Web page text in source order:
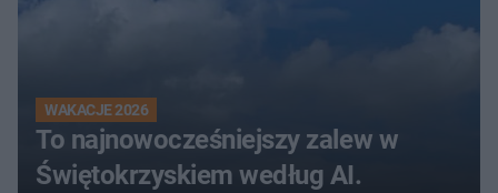
WAKACJE 2026
To najnowocześniejszy zalew w
Świętokrzyskiem według AI.